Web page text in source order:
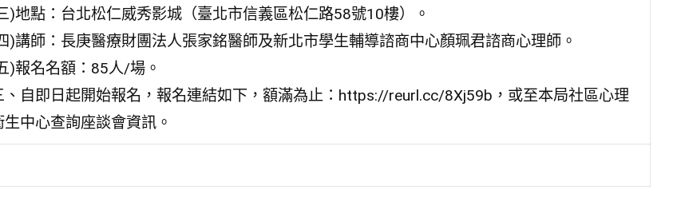
)地點：台北松仁威秀影城（臺北市信義區松仁路58號10樓）。
)講師：長庚醫療財團法人張家銘醫師及新北市學生輔導諮商中心顏珮君諮商心理師。
)報名名額：85人/場。
、自即日起開始報名，報名連結如下，額滿為止：https://reurl.cc/8Xj59b，或至本局社區心理
生中心查詢座談會資訊。